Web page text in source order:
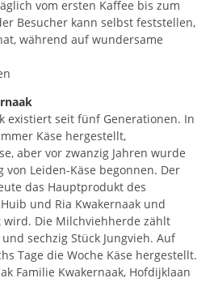
vom ersten Kaffee bis zum
Besucher kann selbst feststellen,
während auf wundersame
existiert seit fünf Generationen. In
Käse hergestellt,
aber vor zwanzig Jahren wurde
Leiden-Käse begonnen. Der
das Hauptprodukt des
und Ria Kwakernaak und
Die Milchviehherde zählt
sechzig Stück Jungvieh. Auf
Tage die Woche Käse hergestellt.
Familie Kwakernaak, Hofdijklaan